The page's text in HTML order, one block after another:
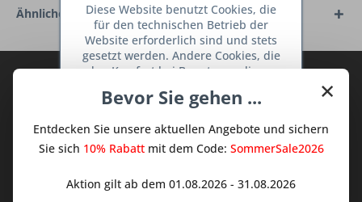
Ähnliche Artikel
TraumKüche Newsletter und verpassen
dem Traum Küchen - Shop.
×
Bevor Sie gehen ...
Entdecken Sie unsere aktuellen Angebote und sichern
Sie sich 10% Rabattmit dem Code: SommerSale2026
Aktion gilt ab dem 01.08.2026 - 31.08.2026
Diese Website benutzt Cookies, die
für den technischen Betrieb der
Website erforderlich sind und stets
gesetzt werden. Andere Cookies, die
den Komfort bei Benutzung dieser
dienen oder die Interaktion mit
Netzwerken vereinfachen sollen,
werden nur mit Ihrer Zustimmung